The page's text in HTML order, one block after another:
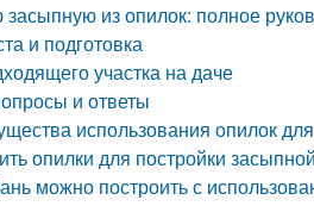
из опилок: полное
и подготовка
участка на даче
и ответы
использования опилок
опилки для постройки
можно построить с